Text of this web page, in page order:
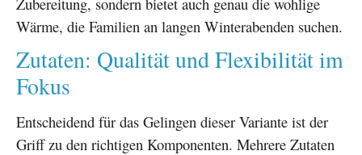
Wärme, die Familien an langen Winterabenden suchen.
Zutaten: Qualität und Flexibilität im
Fokus
Entscheidend für das Gelingen dieser Variante ist der
Griff zu den richtigen Komponenten. Mehrere Zutaten